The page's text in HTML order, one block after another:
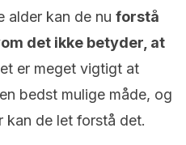
alder kan de nu forstå
det ikke betyder, at
er meget vigtigt at
bedst mulige måde, og
kan de let forstå det.